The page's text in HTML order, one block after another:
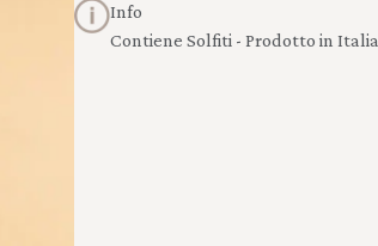
Info
Contiene Solfiti - Prodotto in Italia